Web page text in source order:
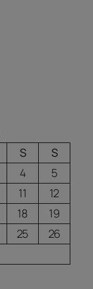
S
S
4
5
11
12
18
19
25
26